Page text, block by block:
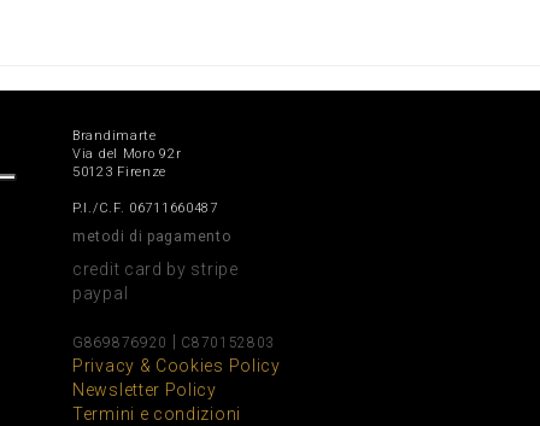
Brandimarte
Via del Moro 92r
50123 Firenze
P.I./C.F. 06711660487
metodi di pagamento
credit card by stripe
paypal
G869876920 C870152803
Privacy & Cookies Policy
Newsletter Policy
Termini e condizioni